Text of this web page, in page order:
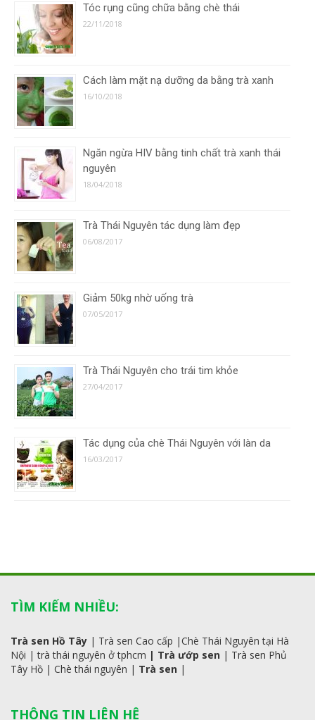
Tóc rụng cũng chữa bằng chè thái
22/11/2018
Cách làm mặt nạ dưỡng da bằng trà xanh
16/10/2018
Ngăn ngừa HIV bằng tinh chất trà xanh thái
nguyên
18/04/2018
Trà Thái Nguyên tác dụng làm đẹp
06/08/2017
Giảm 50kg nhờ uống trà
07/05/2017
Trà Thái Nguyên cho trái tim khỏe
27/04/2017
Tác dụng của chè Thái Nguyên với làn da
16/03/2017
TÌM KIẾM NHIỀU:
Trà sen Hồ Tây | Trà sen Cao cấp |Chè Thái Nguyên tại Hà
Nội |trà thái nguyên ở tphcm | Trà ướp sen | Trà sen Phủ
Tây Hồ | Chè thái nguyên | Trà sen |
THÔNG TIN LIÊN HỆ